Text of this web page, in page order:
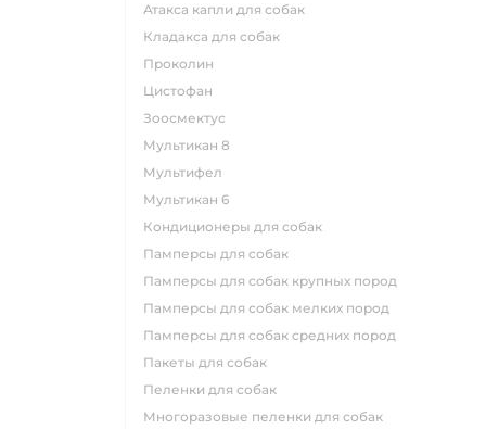
атакса капли для собак
кладакса для собак
проколин
цистофан
зоосмектус
мультикан 8
мультифел
мультикан 6
кондиционеры для собак
памперсы для собак
памперсы для собак крупных пород
памперсы для собак мелких пород
памперсы для собак средних пород
пакеты для собак
пеленки для собак
многоразовые пеленки для собак